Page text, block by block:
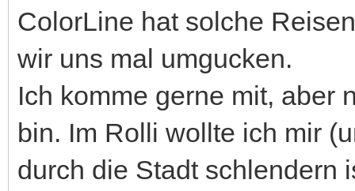
ColorLine hat solche
wir uns mal umgucken.
Ich komme gerne mit, aber
bin. Im Rolli wollte ich mir
durch die Stadt schlendern